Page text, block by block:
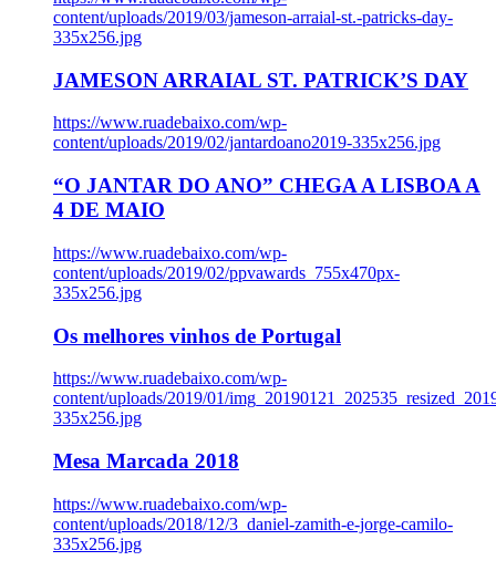
content/uploads/2019/03/jameson-arraial-st.-patricks-day-
335x256.jpg
JAMESON ARRAIAL ST. PATRICK’S DAY
https://www.ruadebaixo.com/wp-
content/uploads/2019/02/jantardoano2019-335x256.jpg
“O JANTAR DO ANO” CHEGA A LISBOA A
4 DE MAIO
https://www.ruadebaixo.com/wp-
content/uploads/2019/02/ppvawards_755x470px-
335x256.jpg
Os melhores vinhos de Portugal
https://www.ruadebaixo.com/wp-
content/uploads/2019/01/
335x256.jpg
Mesa Marcada 2018
https://www.ruadebaixo.com/wp-
content/uploads/2018/12/3_daniel-zamith-e-jorge-camilo-
335x256.jpg